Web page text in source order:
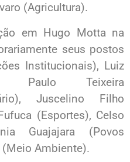
(Agricultura).
em Hugo Motta na
seus postos
Institucionais), Luiz
Paulo Teixeira
Juscelino Filho
(Esportes), Celso
Guajajara (Povos
Ambiente).